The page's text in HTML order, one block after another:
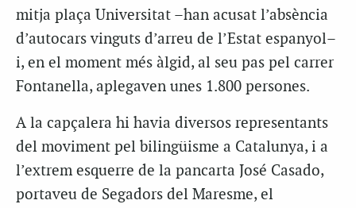
mitja plaça Universitat –han acusat l’absència
d’autocars vinguts d’arreu de l’Estat espanyol–
i, en el moment més àlgid, al seu pas pel carrer
Fontanella, aplegaven unes 1.800 persones.
A la capçalera hi havia diversos representants
del moviment pel bilingüisme a Catalunya, i a
l’extrem esquerre de la pancarta José Casado,
portaveu de Segadors del Maresme, el